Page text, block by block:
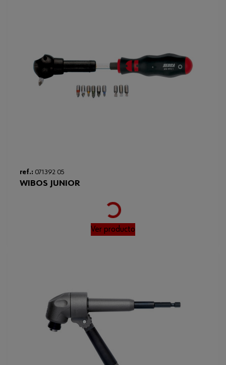
ref.: 071392 05
WIBOS JUNIOR
Loading...
Ver producto